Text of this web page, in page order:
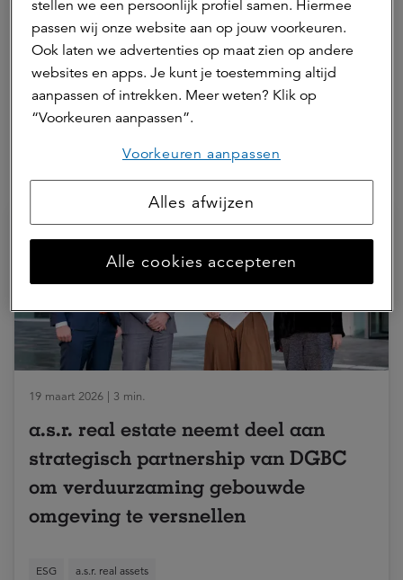
Nienke is woordvoerder voor a.s.r. real assets. Voor
mediavragen is Nienke te bereiken via +31 (0)6 410
742 81.
Neem contact op
Hierna lezen
19 maart 2026 | 3 min.
a.s.r. real estate neemt deel aan
strategisch partnership van DGBC
om verduurzaming gebouwde
omgeving te versnellen
ESG a.s.r. real assets
stellen we een persoonlijk profiel samen. Hiermee
passen wij onze website aan op jouw voorkeuren.
Ook laten we advertenties op maat zien op andere
websites en apps. Je kunt je toestemming altijd
aanpassen of intrekken. Meer weten? Klik op
“Voorkeuren aanpassen”.
Voorkeuren aanpassen
Alles afwijzen
Alle cookies accepteren